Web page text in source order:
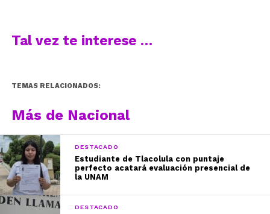
Tal vez te interese …
TEMAS RELACIONADOS:
Más de Nacional
DESTACADO
Estudiante de Tlacolula con puntaje
perfecto acatará evaluación presencial de
la UNAM
DESTACADO